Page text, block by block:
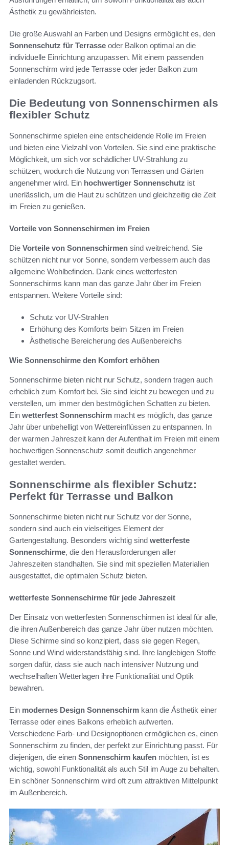
Ästhetik zu gewährleisten.
Die große Auswahl an Farben und Designs ermöglicht es, den
Sonnenschutz für Terrasse oder Balkon optimal an die
individuelle Einrichtung anzupassen. Mit einem passenden
Sonnenschirm wird jede Terrasse oder jeder Balkon zum
einladenden Rückzugsort.
Die Bedeutung von Sonnenschirmen als
flexibler Schutz
Sonnenschirme spielen eine entscheidende Rolle im Freien
und bieten eine Vielzahl von Vorteilen. Sie sind eine praktische
Möglichkeit, um sich vor schädlicher UV-Strahlung zu
schützen, wodurch die Nutzung von Terrassen und Gärten
angenehmer wird. Ein hochwertiger Sonnenschutz ist
unerlässlich, um die Haut zu schützen und gleichzeitig die Zeit
im Freien zu genießen.
Vorteile von Sonnenschirmen im Freien
Die Vorteile von Sonnenschirmen sind weitreichend. Sie
schützen nicht nur vor Sonne, sondern verbessern auch das
allgemeine Wohlbefinden. Dank eines wetterfesten
Sonnenschirms kann man das ganze Jahr über im Freien
entspannen. Weitere Vorteile sind:
Schutz vor UV-Strahlen
Erhöhung des Komforts beim Sitzen im Freien
Ästhetische Bereicherung des Außenbereichs
Wie Sonnenschirme den Komfort erhöhen
Sonnenschirme bieten nicht nur Schutz, sondern tragen auch
erheblich zum Komfort bei. Sie sind leicht zu bewegen und zu
verstellen, um immer den bestmöglichen Schatten zu bieten.
Ein wetterfest Sonnenschirm macht es möglich, das ganze
Jahr über unbehelligt von Wettereinflüssen zu entspannen. In
der warmen Jahreszeit kann der Aufenthalt im Freien mit einem
hochwertigen Sonnenschutz somit deutlich angenehmer
gestaltet werden.
Sonnenschirme als flexibler Schutz:
Perfekt für Terrasse und Balkon
Sonnenschirme bieten nicht nur Schutz vor der Sonne,
sondern sind auch ein vielseitiges Element der
Gartengestaltung. Besonders wichtig sind wetterfeste
Sonnenschirme, die den Herausforderungen aller
Jahreszeiten standhalten. Sie sind mit speziellen Materialien
ausgestattet, die optimalen Schutz bieten.
wetterfeste Sonnenschirme für jede Jahreszeit
Der Einsatz von wetterfesten Sonnenschirmen ist ideal für alle,
die ihren Außenbereich das ganze Jahr über nutzen möchten.
Diese Schirme sind so konzipiert, dass sie gegen Regen,
Sonne und Wind widerstandsfähig sind. Ihre langlebigen Stoffe
sorgen dafür, dass sie auch nach intensiver Nutzung und
wechselhaften Wetterlagen ihre Funktionalität und Optik
bewahren.
Ein modernes Design Sonnenschirm kann die Ästhetik einer
Terrasse oder eines Balkons erheblich aufwerten.
Verschiedene Farb- und Designoptionen ermöglichen es, einen
Sonnenschirm zu finden, der perfekt zur Einrichtung passt. Für
diejenigen, die einen Sonnenschirm kaufen möchten, ist es
wichtig, sowohl Funktionalität als auch Stil im Auge zu behalten.
Ein schöner Sonnenschirm wird oft zum attraktiven Mittelpunkt
im Außenbereich.